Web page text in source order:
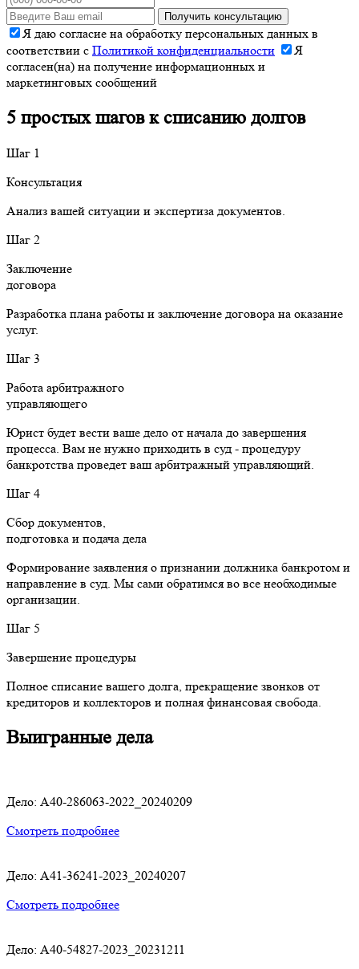
Получить консультацию
Я даю согласие на обработку персональных данных в
соответствии с Политикой конфиденциальности
Я
согласен(на) на получение информационных и
маркетинговых сообщений
5 простых шагов к списанию долгов
Шаг 1
Консультация
Анализ вашей ситуации и экспертиза документов.
Шаг 2
Заключение
договора
Разработка плана работы и заключение договора на оказание
услуг.
Шаг 3
Работа арбитражного
управляющего
Юрист будет вести ваше дело от начала до завершения
процесса. Вам не нужно приходить в суд - процедуру
банкротства проведет ваш арбитражный управляющий.
Шаг 4
Сбор документов,
подготовка и подача дела
Формирование заявления о признании должника банкротом и
направление в суд. Мы сами обратимся во все необходимые
организации.
Шаг 5
Завершение процедуры
Полное списание вашего долга, прекращение звонков от
кредиторов и коллекторов и полная финансовая свобода.
Выигранные дела
Дело: A40-286063-2022_20240209
Смотреть подробнее
Дело: A41-36241-2023_20240207
Смотреть подробнее
Дело: A40-54827-2023_20231211